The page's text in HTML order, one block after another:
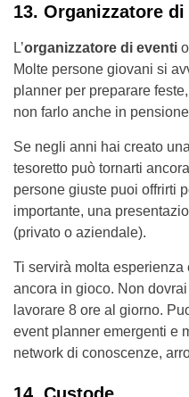
13. Organizzatore
L’organizzatore di eventi
Molte persone giovani si
planner per preparare
non farlo anche in
Se negli anni hai creato
tesoretto può tornarti
persone giuste puoi offrirti
importante, una
(privato o aziendale).
Ti servirà molta esperienza
ancora in gioco. Non
lavorare 8 ore al giorno.
event planner emergenti e
network di conoscenze,